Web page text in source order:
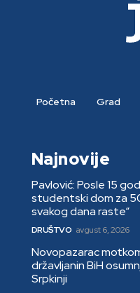
Početna Grad
Najnovije
Pavlović: Posle 15
studentski dom za
svakog dana raste“
DRUŠTVO avgust 6, 2026
Novopazarac
državljanin BiH
Srpkinji